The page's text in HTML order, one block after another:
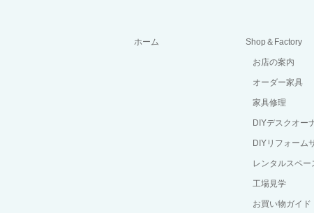
ホーム Shop＆Factory
お店の案内
オーダー家具
家具修理
DIYデスクオー
DIYリフォーム
レンタルスペー
工場見学
お買い物ガイド